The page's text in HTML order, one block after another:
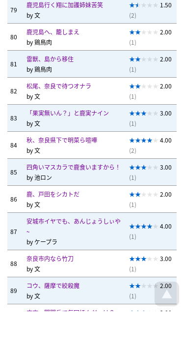
79
鹿児島行く翔に加護姉妹苦笑
by文
1.50
(2)
80
鹿児島へ、籠しまえ
by鶏鳥肉
2.00
(1)
81
雷獣、島から移住
by鶏鳥肉
2.00
(1)
82
松尾、奈良で待つオナラ
by文
2.00
(1)
83
「果実無いん？」と鹿実ナイン
by文
3.00
(1)
84
秋、奈良県下で明菜ら喧嘩
by文
4.00
(2)
85
四角いマスカラで鹿食いますから！
by池ロン
3.00
(1)
86
鹿、戸田をシカトだ
by文
2.00
(1)
87
安城市イヤでも、あんじょうしぃや
~
by ケープラ
4.00
(1)
88
奈良市内なら竹刀
by文
3.00
(1)
89
コウ、薩摩で絞殺魔
by文
2.00
(1)
麻衣、開聞岳で毎回揉んだっけ？
3.00